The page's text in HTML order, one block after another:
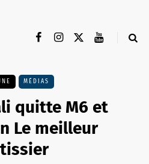
MÉDIAS
quitte M6 et
Le meilleur